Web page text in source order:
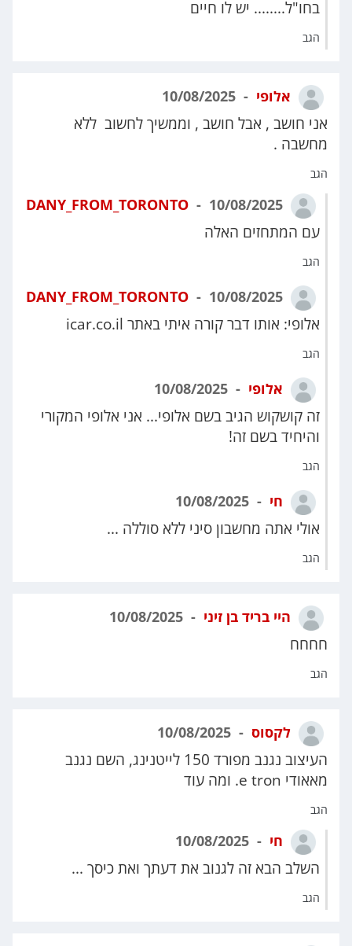
בחו"ל........ יש לו חיים
הגב
אלופי
אני חושב , אבל חושב , וממשיך לחשוב ללא
מחשבה .
הגב
DANY_FROM_TORONTO 10/08/2025
עם המתחזים האלה
הגב
DANY_FROM_TORONTO 10/08/2025
אלופי: אותו דבר קורה איתי באתר icar.co.il
הגב
אלופי
זה קושקוש הגיב בשם אלופי... אני אלופי המקורי
והיחיד בשם זה!
הגב
חי
אולי אתה מחשבון סיני ללא סוללה ...
הגב
היי בריד בן זיני
חחחח
הגב
לקסוס
העיצוב נגנב מפורד 150 לייטנינג, השם נגנב
מאאודי e tron. ומה עוד
הגב
חי
השלב הבא זה לגנוב את דעתך ואת כיסך ...
הגב